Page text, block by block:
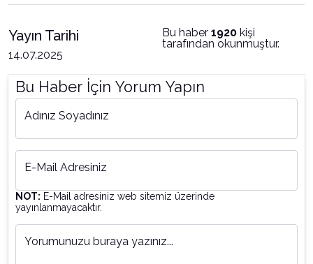
Yayın Tarihi
14.07.2025
Bu haber 1920 kişi
tarafından okunmuştur.
Bu Haber İçin Yorum Yapın
Adınız Soyadınız
E-Mail Adresiniz
NOT: E-Mail adresiniz web sitemiz üzerinde
yayınlanmayacaktır.
Yorumunuzu buraya yazınız...